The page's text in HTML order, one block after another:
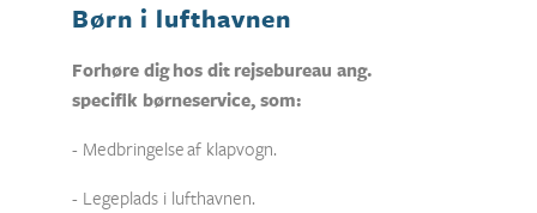
Børn i lufthavnen
Forhøre dig hos dit rejsebureau ang.
specifik børneservice, som:
- Medbringelse af klapvogn.
- Legeplads i lufthavnen.